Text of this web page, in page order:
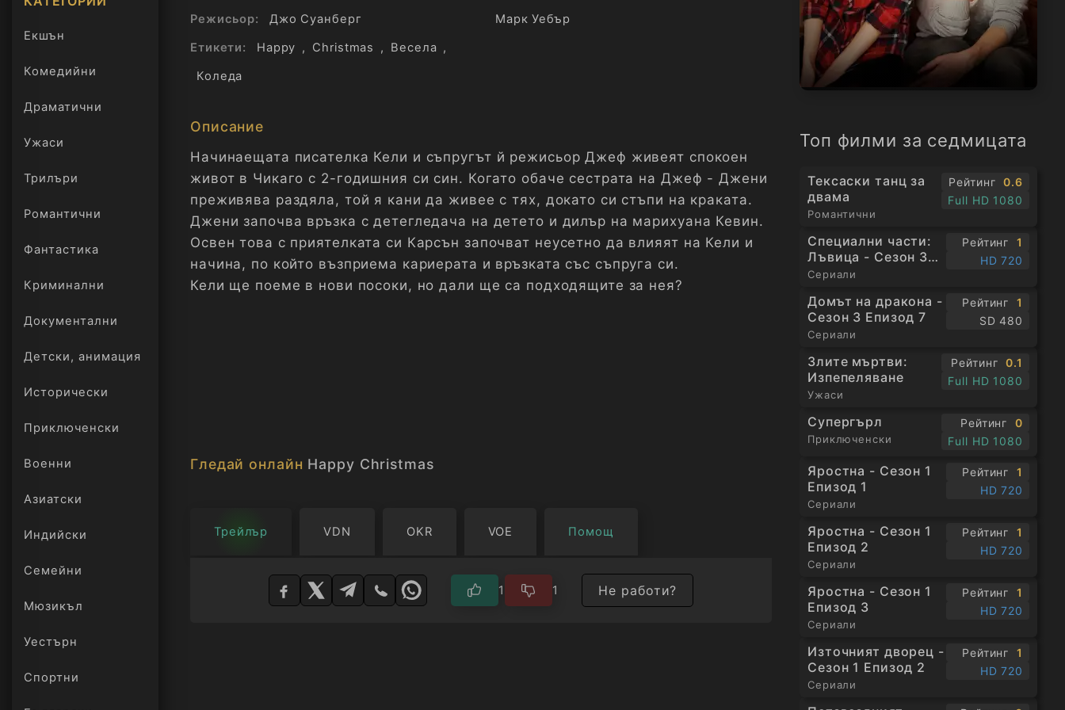
Екшън
Комедийни
Драматични
Ужаси
Трилъри
онлайн
Романтични
Фантастика
Криминални
Документални
Детски, анимация
Исторически
Приключенски
Военни
Азиатски
Индийски
Семейни
Мюзикъл
Уестърн
Спортни
Топ филми за седмицата
Тексаски танц за
двама
Романтични
Рейтинг
0.6
Full HD 1080
Специални части:
Лъвица - Сезон 3
Епизод 1
Сериали
Рейтинг
1
HD 720
Домът на дракона -
Сезон 3 Епизод 7
Сериали
Рейтинг
1
SD 480
Злите мъртви:
Изпепеляване
Ужаси
Рейтинг
0.1
Full HD 1080
Супергърл
Приключенски
Рейтинг
0
Full HD 1080
Яростна - Сезон 1
Епизод 1
Сериали
Рейтинг
1
HD 720
Яростна - Сезон 1
Епизод 2
Сериали
Рейтинг
1
HD 720
Яростна - Сезон 1
Епизод 3
Сериали
Рейтинг
1
HD 720
Източният дворец -
Сезон 1 Епизод 2
Сериали
Рейтинг
1
HD 720
Режисьор:
Джо Суанберг
Етикети:
Happy , Christmas , Весела ,
Коледа
Марк Уебър
Описание
Начинаещата писателка Кели и съпругът й режисьор Джеф живеят спокоен
живот в Чикаго с 2-годишния си син. Когато обаче сестрата на Джеф - Джени
преживява раздяла, той я кани да живее с тях, докато си стъпи на краката.
Джени започва връзка с детегледача на детето и дилър на марихуана Кевин.
Освен това с приятелката си Карсън започват неусетно да влияят на Кели и
начина, по който възприема кариерата и връзката със съпруга си.
Кели ще поеме в нови посоки, но дали ще са подходящите за нея?
Гледай онлайн Happy Christmas
Трейлър VDN OKR VOE Помощ
1 1 Не работи?